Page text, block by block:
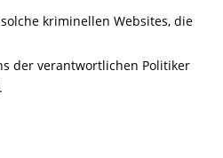
kriminellen Websites, die
der verantwortlichen Politiker